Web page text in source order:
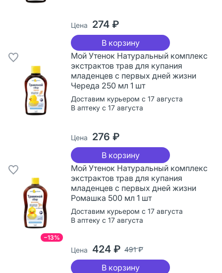
Цена 274 ₽
В корзину
Мой Утенок Натуральный комплекс
экстрактов трав для купания
младенцев с первых дней жизни
Череда 250 мл 1 шт
Доставим курьером с 17 августа
В аптеку с 17 августа
Цена 276 ₽
В корзину
−13%
Мой Утенок Натуральный комплекс
экстрактов трав для купания
младенцев с первых дней жизни
Ромашка 500 мл 1 шт
Доставим курьером с 17 августа
В аптеку с 17 августа
Цена 424 ₽ 491 ₽
В корзину